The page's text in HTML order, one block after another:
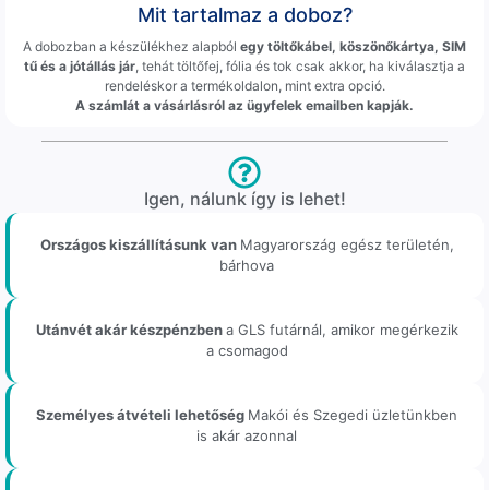
Mit tartalmaz a doboz?
A dobozban a készülékhez alapból egy töltőkábel, köszönőkártya, SIM
tű és a jótállás jár, tehát töltőfej, fólia és tok csak akkor, ha kiválasztja a
rendeléskor a termékoldalon, mint extra opció.
A számlát a vásárlásról az ügyfelek emailben kapják.
Igen, nálunk így is lehet!
Országos kiszállításunk van Magyarország egész területén,
bárhova
Utánvét akár készpénzbena GLS futárnál, amikor megérkezik
a csomagod
Személyes átvételi lehetőség Makói és Szegedi üzletünkben
is akár azonnal